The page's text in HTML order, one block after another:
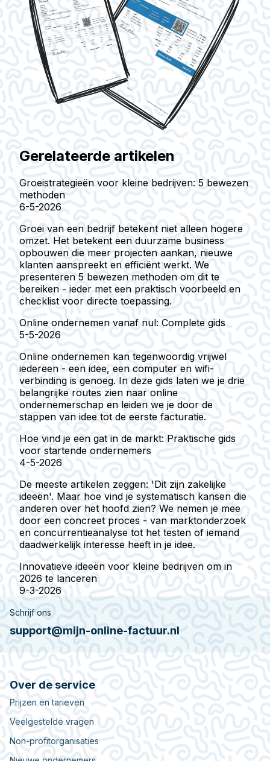
Gerelateerde artikelen
Groeistrategieën voor kleine bedrijven: 5 bewezen
methoden
6-5-2026
Groei van een bedrijf betekent niet alleen hogere
omzet. Het betekent een duurzame business
opbouwen die meer projecten aankan, nieuwe
klanten aanspreekt en efficiënt werkt. We
presenteren 5 bewezen methoden om dit te
bereiken - ieder met een praktisch voorbeeld en
checklist voor directe toepassing.
Online ondernemen vanaf nul: Complete gids
5-5-2026
Online ondernemen kan tegenwoordig vrijwel
iedereen - een idee, een computer en wifi-
verbinding is genoeg. In deze gids laten we je drie
belangrijke routes zien naar online
ondernemerschap en leiden we je door de
stappen van idee tot de eerste facturatie.
Hoe vind je een gat in de markt: Praktische gids
voor startende ondernemers
4-5-2026
De meeste artikelen zeggen: 'Dit zijn zakelijke
ideeën'. Maar hoe vind je systematisch kansen die
anderen over het hoofd zien? We nemen je mee
door een concreet proces - van marktonderzoek
en concurrentieanalyse tot het testen of iemand
daadwerkelijk interesse heeft in je idee.
Innovatieve ideeën voor kleine bedrijven om in
2026 te lanceren
9-3-2026
Schrijf ons
support@mijn-online-factuur.nl
Over de service
Prijzen en tarieven
Veelgestelde vragen
Non-profitorganisaties